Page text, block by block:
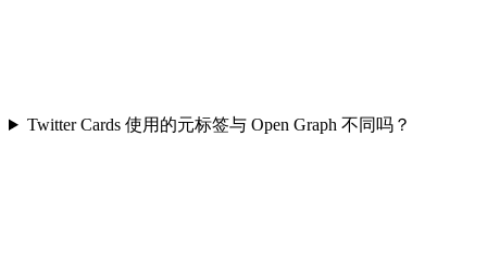
Twitter Cards 使用的元标签与 Open Graph 不同吗？